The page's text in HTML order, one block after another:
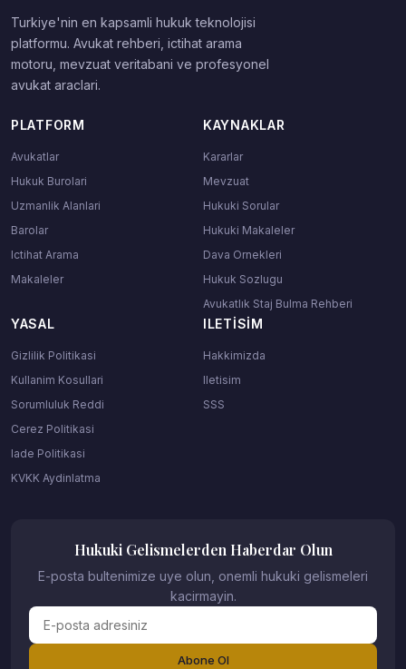
Turkiye'nin en kapsamli hukuk teknolojisi
platformu. Avukat rehberi, ictihat arama
motoru, mevzuat veritabani ve profesyonel
avukat araclari.
PLATFORM
Avukatlar
Hukuk Burolari
Uzmanlik Alanlari
Barolar
Ictihat Arama
Makaleler
KAYNAKLAR
Kararlar
Mevzuat
Hukuki Sorular
Hukuki Makaleler
Dava Ornekleri
Hukuk Sozlugu
Avukatlık Staj Bulma Rehberi
YASAL
Gizlilik Politikasi
Kullanim Kosullari
Sorumluluk Reddi
Cerez Politikasi
Iade Politikasi
KVKK Aydinlatma
ILETISIM
Hakkimizda
Iletisim
SSS
Hukuki Gelismelerden Haberdar Olun
E-posta bultenimize uye olun, onemli hukuki gelismeleri
kacirmayin.
Abone Ol